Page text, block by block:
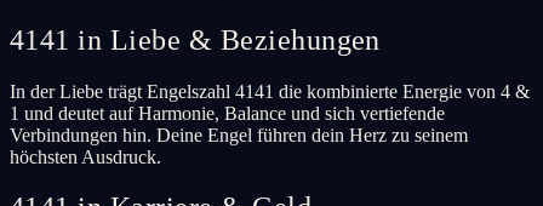
4141 in Liebe & Beziehungen
In der Liebe trägt Engelszahl 4141 die kombinierte Energie von 4 &
1 und deutet auf Harmonie, Balance und sich vertiefende
Verbindungen hin. Deine Engel führen dein Herz zu seinem
höchsten Ausdruck.